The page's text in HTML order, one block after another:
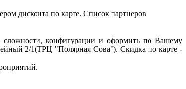
дисконта по карте. Список партнеров
конфигурации и оформить по Вашему
2/1(ТРЦ "Полярная Сова"). Скидка по карте -